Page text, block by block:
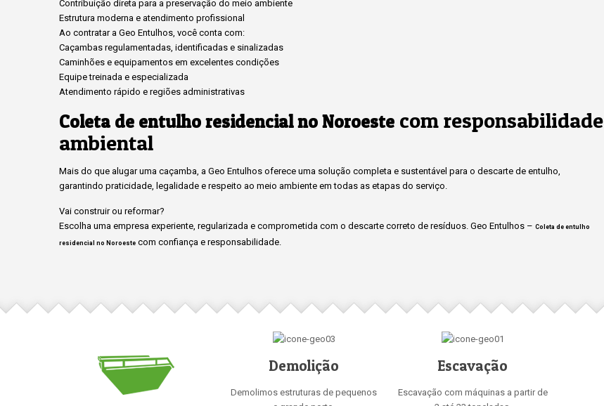
Contribuição direta para a preservação do meio ambiente
Estrutura moderna e atendimento profissional
Ao contratar a Geo Entulhos, você conta com:
Caçambas regulamentadas, identificadas e sinalizadas
Caminhões e equipamentos em excelentes condições
Equipe treinada e especializada
Atendimento rápido e regiões administrativas
Coleta de entulho residencial no Noroeste com responsabilidade
ambiental
Mais do que alugar uma caçamba, a Geo Entulhos oferece uma solução completa e sustentável para o descarte de entulho,
garantindo praticidade, legalidade e respeito ao meio ambiente em todas as etapas do serviço.
Vai construir ou reformar?
Escolha uma empresa experiente, regularizada e comprometida com o descarte correto de resíduos. Geo Entulhos – Coleta de entulho
residencial no Noroeste com confiança e responsabilidade.
Demolição
Demolimos estruturas de pequenos
Escavação
Escavação com máquinas a partir de